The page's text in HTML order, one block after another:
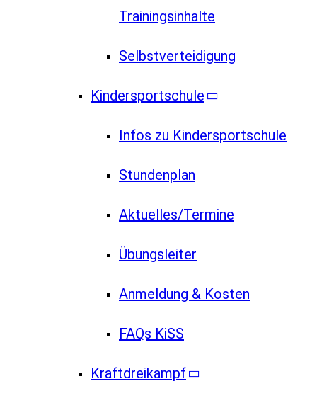
Trainingsinhalte
Selbstverteidigung
Kindersportschule
Infos zu Kindersportschule
Stundenplan
Aktuelles/Termine
Übungsleiter
Anmeldung & Kosten
FAQs KiSS
Kraftdreikampf